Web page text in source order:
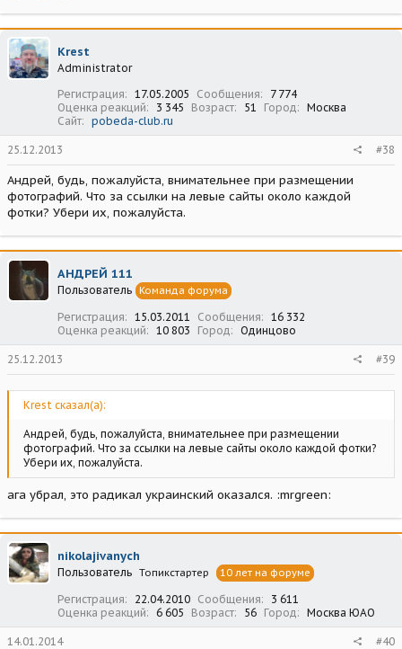
Krest
Administrator
Регистрация
17.05.2005 Сообщения
7 774
Оценка реакций
3 345 Возраст 51 Город
Москва
Сайт
pobeda-club.ru
25.12.2013 #38
Андрей, будь, пожалуйста, внимательнее при размещении
фотографий. Что за ссылки на левые сайты около каждой
фотки? Убери их, пожалуйста.
АНДРЕЙ 111
Пользователь Команда форума
Регистрация 15.03.2011 Сообщения
16 332
Оценка реакций
10 803 Город Одинцово
25.12.2013 #39
Krest сказал(а):
Андрей, будь, пожалуйста, внимательнее при размещении
фотографий. Что за ссылки на левые сайты около каждой фотки?
Убери их, пожалуйста.
ага убрал, это радикал украинский оказался. :mrgreen:
nikolajivanych
Пользователь Топикстартер 10 лет на форуме
Регистрация 22.04.2010 Сообщения
3 611
Оценка реакций
6 605 Возраст 56 Город Москва ЮАО
14.01.2014 #40